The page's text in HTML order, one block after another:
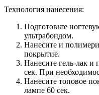
Технология нанесения:
Подготовьте
ультрабондом.
Нанесите и
покрытие.
Нанесите гель-лак
сек. При
Нанесите топовое
лампе 60 сек.